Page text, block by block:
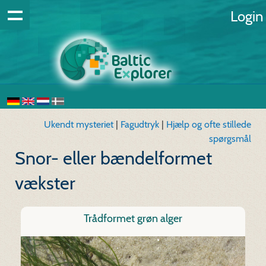
Login
Ukendt mysteriet| Fagudtryk | Hjælp og ofte stillede
spørgsmål
Snor- eller bændelformet
vækster
Trådformet grøn alger